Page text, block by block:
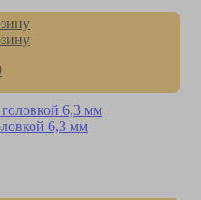
6,3 мм